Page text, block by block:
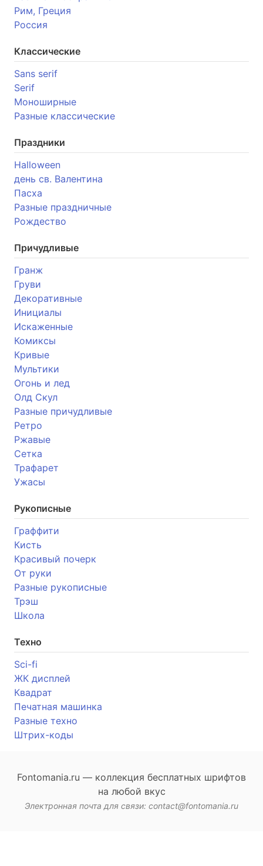
Рим, Греция
Россия
Классические
Sans serif
Serif
Моноширные
Разные классические
Праздники
Halloween
день св. Валентина
Пасха
Разные праздничные
Рождество
Причудливые
Гранж
Груви
Декоративные
Инициалы
Искаженные
Комиксы
Кривые
Мультики
Огонь и лед
Олд Скул
Разные причудливые
Ретро
Ржавые
Сетка
Трафарет
Ужасы
Рукописные
Граффити
Кисть
Красивый почерк
От руки
Разные рукописные
Трэш
Школа
Техно
Sci-fi
ЖК дисплей
Квадрат
Печатная машинка
Разные техно
Штрих-коды
Fontomania.ru — коллекция бесплатных шрифтов
на любой вкус
Электронная почта для связи: contact@fontomania.ru